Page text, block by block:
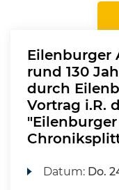
Eilenburger
rund 130
durch
Vortrag i.R.
Datum: Do.